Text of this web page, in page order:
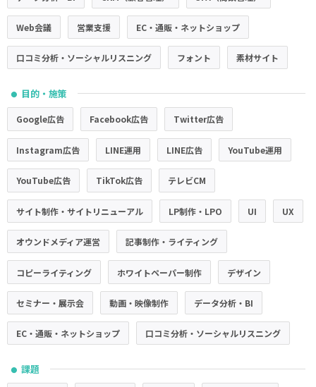
Web会議 営業支援 EC・通販・ネットショップ
口コミ分析・ソーシャルリスニング フォント 素材サイト
● 目的・施策
Google広告 Facebook広告 Twitter広告
Instagram広告 LINE運用 LINE広告 YouTube運用
YouTube広告 TikTok広告 テレビCM
サイト制作・サイトリニューアル LP制作・LPO UI UX
オウンドメディア運営 記事制作・ライティング
コピーライティング ホワイトペーパー制作 デザイン
セミナー・展示会 動画・映像制作 データ分析・BI
EC・通販・ネットショップ 口コミ分析・ソーシャルリスニング
● 課題